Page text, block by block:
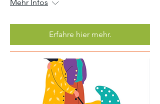
Mehr Infos
Erfahre hier mehr.